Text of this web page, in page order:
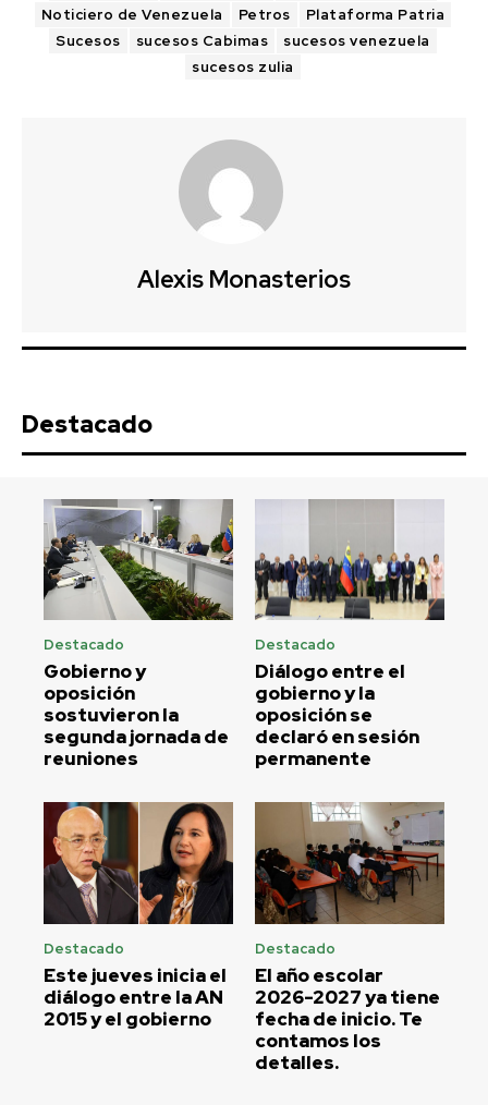
Noticiero de Venezuela Petros
Plataforma Patria
Sucesos
sucesos Cabimas
sucesos venezuela
sucesos zulia
Alexis Monasterios
Destacado
Destacado
Gobierno y
oposición
sostuvieron la
segunda jornada de
reuniones
Destacado
Diálogo entre el
gobierno y la
oposición se
declaró en sesión
permanente
Destacado
Este jueves inicia el
diálogo entre la AN
2015 y el gobierno
Destacado
El año escolar
2026-2027 ya tiene
fecha de inicio. Te
contamos los
detalles.